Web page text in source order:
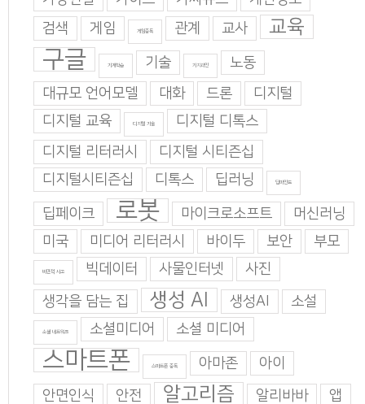
검색
게임 게임중독 관계 교사 교육
구글 기계학습 기술 기지과인
노동
대규모 언어모델
대화 드론
디지털
디지털 교육
디지털 기술
디지털 디톡스
디지털 리터러시
디지털 시티즌십
디지털시티즌십
디톡스 딥러닝 딥마인드
딥페이크 로봇 마이크로소프트
머신러닝
미국
미디어 리터러시 바이두 보안 부모
비판적 사고 빅데이터 사물인터넷
사진
생각을 담는 집
생성 AI 생성AI 소설
소셜 네트워크 소셜미디어 소셜 미디어
스마트폰 스마트폰 중독 아마존
아이
안면인식
안전 알고리즘 알리바바
앱